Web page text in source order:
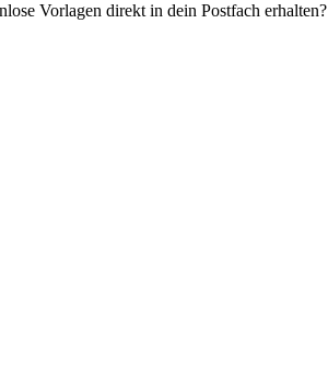
Vorlagen direkt in dein Postfach erhalten?